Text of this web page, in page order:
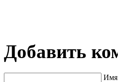
Добавить
Имя